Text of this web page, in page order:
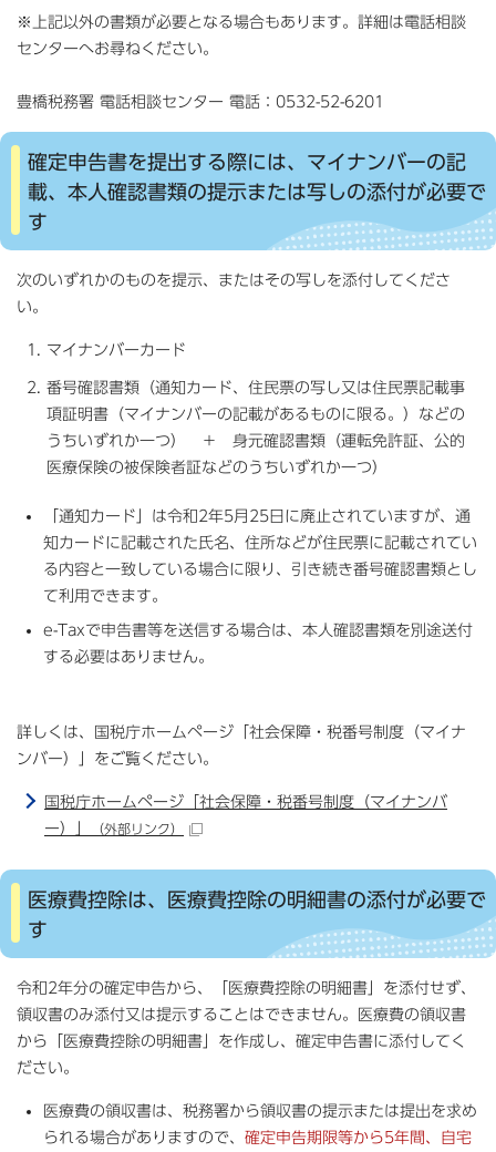
※上記以外の書類が必要となる場合もあります。詳細は電話相談
センターへお尋ねください。
豊橋税務署 電話相談センター 電話：0532-52-6201
確定申告書を提出する際には、マイナンバーの記
載、本人確認書類の提示または写しの添付が必要で
す
次のいずれかのものを提示、またはその写しを添付してくださ
い。
マイナンバーカード
番号確認書類（通知カード、住民票の写し又は住民票記載事
項証明書（マイナンバーの記載があるものに限る。）などの
うちいずれか一つ） ＋ 身元確認書類（運転免許証、公的
医療保険の被保険者証などのうちいずれか一つ）
「通知カード」は令和2年5月25日に廃止されていますが、通
知カードに記載された氏名、住所などが住民票に記載されてい
る内容と一致している場合に限り、引き続き番号確認書類とし
て利用できます。
e-Taxで申告書等を送信する場合は、本人確認書類を別途送付
する必要はありません。
詳しくは、国税庁ホームページ「社会保障・税番号制度（マイナ
ンバー）」をご覧ください。
国税庁ホームページ「社会保障・税番号制度（マイナンバ
ー）」
（外部リンク）
医療費控除は、医療費控除の明細書の添付が必要で
す
令和2年分の確定申告から、「医療費控除の明細書」を添付せず、
領収書のみ添付又は提示することはできません。医療費の領収書
から「医療費控除の明細書」を作成し、確定申告書に添付してく
ださい。
医療費の領収書は、税務署から領収書の提示または提出を求め
られる場合がありますので、 確定申告期限等から5年間、自宅